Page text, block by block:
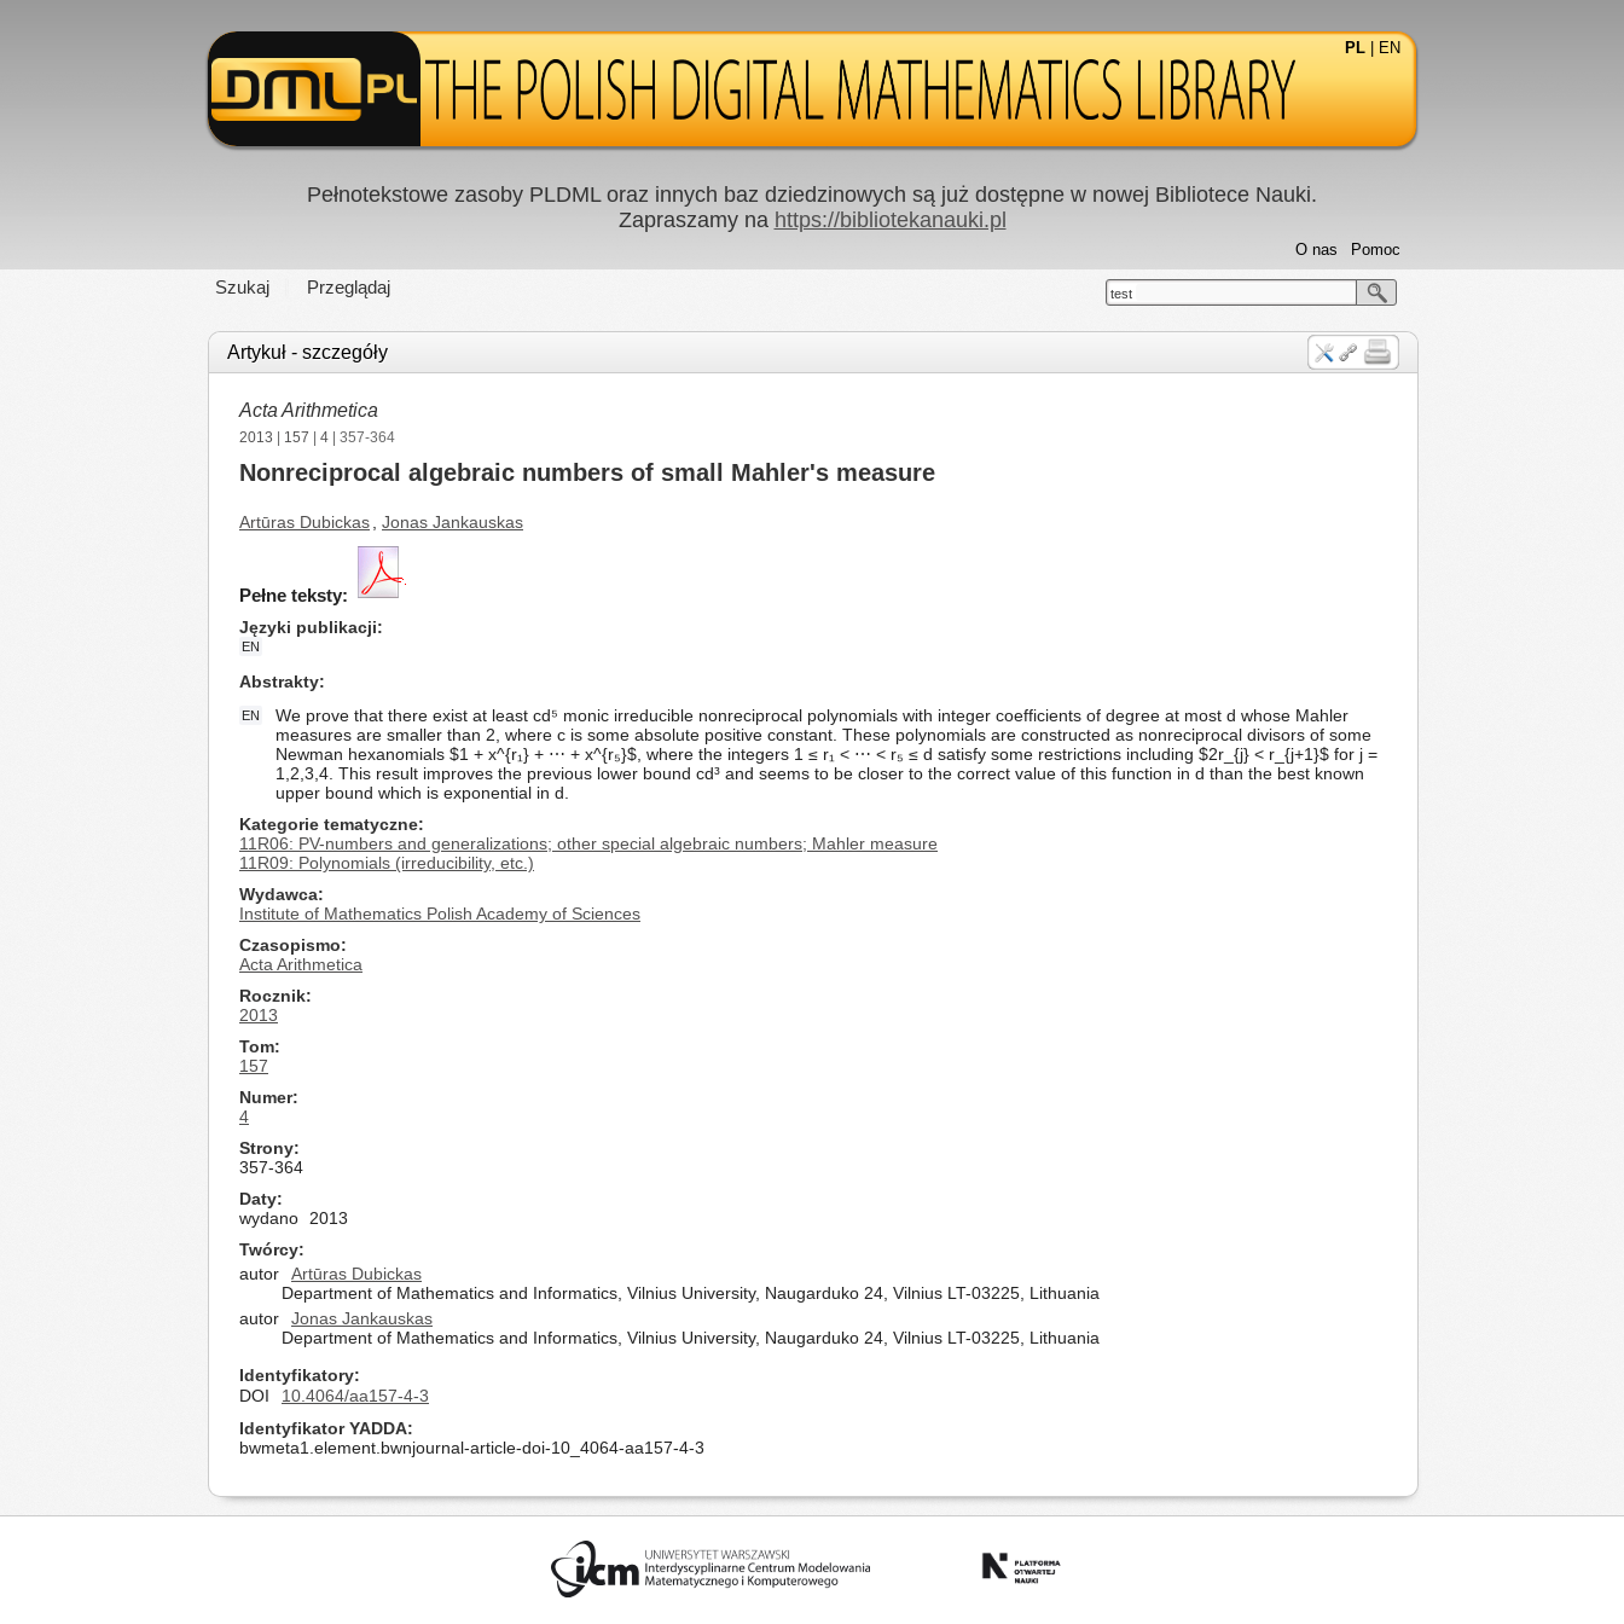
PL EN
Pełnotekstowe zasoby PLDML oraz innych baz dziedzinowych są już dostępne w nowej Bibliotece Nauki.
Zapraszamy na https://bibliotekanauki.pl
Szukaj Przeglądaj
Pomoc
O nas
test
Artykuł - szczegóły
Acta Arithmetica
2013 157 4 | 357-364
Nonreciprocal algebraic numbers of small Mahler's measure
Artūras Dubickas Jonas Jankauskas
Pełne teksty:
Języki publikacji
EN
Abstrakty
EN
We prove that there exist at least cd⁵ monic irreducible nonreciprocal polynomials with integer coefficients of degree at most d whose Mahler
measures are smaller than 2, where c is some absolute positive constant. These polynomials are constructed as nonreciprocal divisors of some
Newman hexanomials $1 + x^{r₁} + ⋯ + x^{r₅}$, where the integers 1 ≤ r₁ < ⋯ < r₅ ≤ d satisfy some restrictions including $2r_{j} < r_{j+1}$ for j =
1,2,3,4. This result improves the previous lower bound cd³ and seems to be closer to the correct value of this function in d than the best known
upper bound which is exponential in d.
Kategorie tematyczne
11R06: PV-numbers and generalizations; other special algebraic numbers; Mahler measure
11R09: Polynomials (irreducibility, etc.)
Wydawca
Institute of Mathematics Polish Academy of Sciences
Czasopismo
Acta Arithmetica
Rocznik
2013
Tom
157
Numer
4
Strony
357-364
Daty
wydano
2013
Twórcy
autor
Artūras Dubickas
Department of Mathematics and Informatics, Vilnius University, Naugarduko 24, Vilnius LT-03225, Lithuania
autor
Jonas Jankauskas
Department of Mathematics and Informatics, Vilnius University, Naugarduko 24, Vilnius LT-03225, Lithuania
Identyfikatory
DOI
10.4064/aa157-4-3
Identyfikator YADDA
bwmeta1.element.bwnjournal-article-doi-10_4064-aa157-4-3